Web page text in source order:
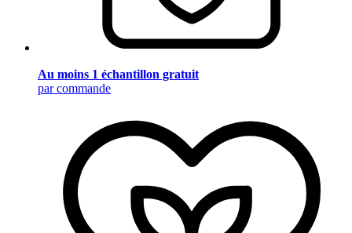
Au moins 1 échantillon gratuit
par commande